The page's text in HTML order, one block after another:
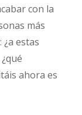
con la
más
estas
ahora es